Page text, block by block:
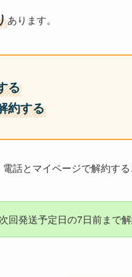
あります。
る
約する
話とマイページで解約する
回発送予定日の7日前まで解